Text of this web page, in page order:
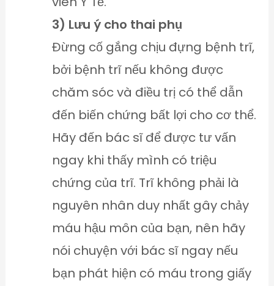
3) Lưu ý cho thai phụ
Đừng cố gắng chịu đựng bệnh trĩ,
bởi bệnh trĩ nếu không được
chăm sóc và điều trị có thể dẫn
đến biến chứng bất lợi cho cơ thể.
Hãy đến bác sĩ để được tư vấn
ngay khi thấy mình có triệu
chứng của trĩ. Trĩ không phải là
nguyên nhân duy nhất gây chảy
máu hậu môn của bạn, nên hãy
nói chuyện với bác sĩ ngay nếu
bạn phát hiện có máu trong giấy